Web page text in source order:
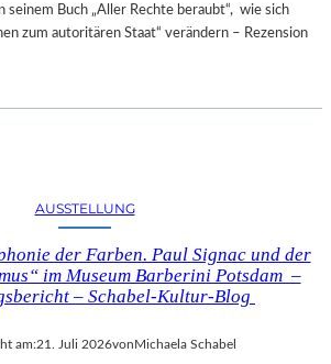
seinem Buch „Aller Rechte beraubt“, wie sich
zum autoritären Staat“ verändern – Rezension
AUSSTELLUNG
der Farben. Paul Signac und der
im Museum Barberini Potsdam –
– Schabel-Kultur-Blog
am:21. Juli 2026von Michaela Schabel